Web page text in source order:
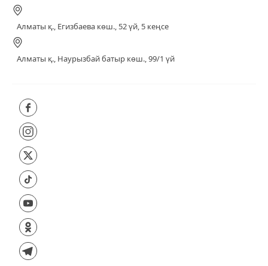
Алматы қ., Егизбаева көш., 52 үй, 5 кеңсе
Алматы қ., Наурызбай батыр көш., 99/1 үй